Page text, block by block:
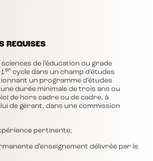
REQUISES
de l’éducation ou grade
er cycle dans un champ d’études
un programme d’études
durée minimale de trois ans ou
de hors cadre ou de cadre, à
de gérant, dans une commission
pertinente;
d’enseignement délivrée par le